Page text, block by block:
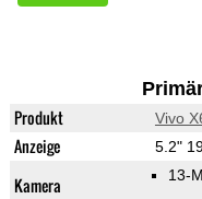
Produkt Vivo
Anzeige 5.2"
Kamera 13-